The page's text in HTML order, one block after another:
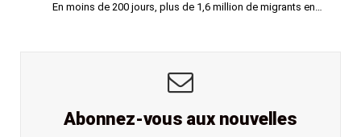
En moins de 200 jours, plus de 1,6 million de migrants en…
Abonnez-vous aux nouvelles